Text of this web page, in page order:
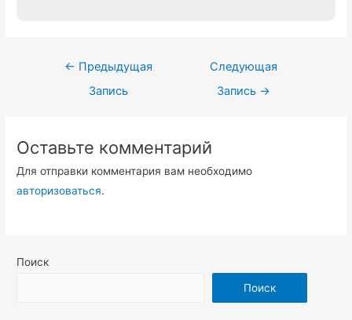
Навигация
← Предыдущая
Запись
Следующая
Запись →
Оставьте комментарий
Для отправки комментария вам необходимо
авторизоваться.
Поиск
Поиск